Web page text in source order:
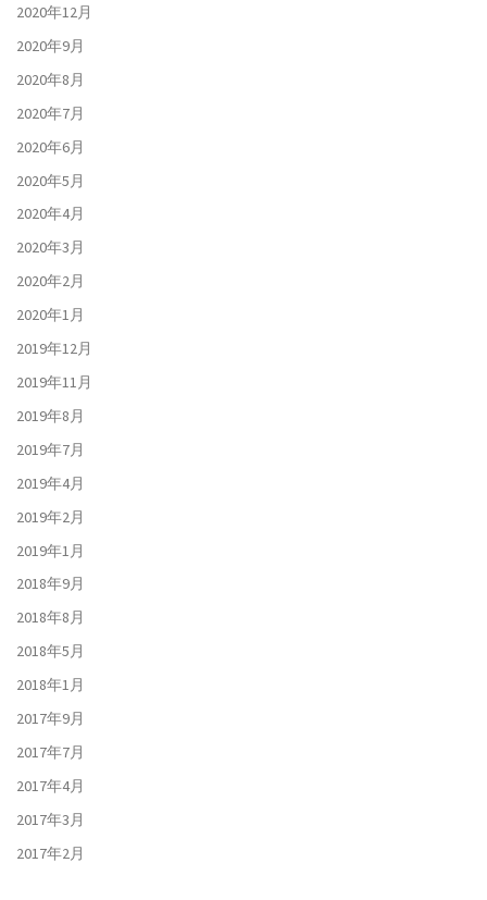
2020年12月
2020年9月
2020年8月
2020年7月
2020年6月
2020年5月
2020年4月
2020年3月
2020年2月
2020年1月
2019年12月
2019年11月
2019年8月
2019年7月
2019年4月
2019年2月
2019年1月
2018年9月
2018年8月
2018年5月
2018年1月
2017年9月
2017年7月
2017年4月
2017年3月
2017年2月